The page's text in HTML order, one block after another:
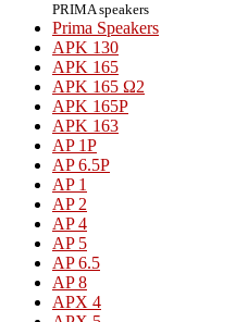
PRIMA speakers
Prima Speakers
APK 130
APK 165
APK 165 Ω2
APK 165P
APK 163
AP 1P
AP 6.5P
AP 1
AP 2
AP 4
AP 5
AP 6.5
AP 8
APX 4